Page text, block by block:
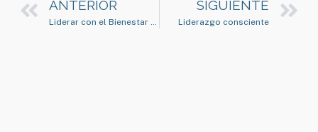
ANTERIOR SIGUIENTE
Liderazgo consciente